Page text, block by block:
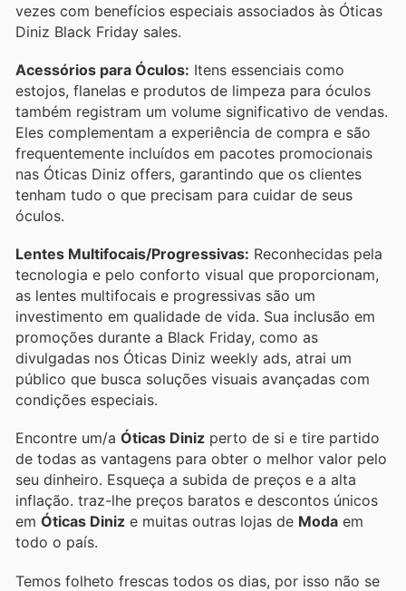
vezes com benefícios especiais associados às Óticas
Diniz Black Friday sales.
Acessórios para Óculos: Itens essenciais como
estojos, flanelas e produtos de limpeza para óculos
também registram um volume significativo de vendas.
Eles complementam a experiência de compra e são
frequentemente incluídos em pacotes promocionais
nas Óticas Diniz offers, garantindo que os clientes
tenham tudo o que precisam para cuidar de seus
óculos.
Lentes Multifocais/Progressivas: Reconhecidas pela
tecnologia e pelo conforto visual que proporcionam,
as lentes multifocais e progressivas são um
investimento em qualidade de vida. Sua inclusão em
promoções durante a Black Friday, como as
divulgadas nos Óticas Diniz weekly ads, atrai um
público que busca soluções visuais avançadas com
condições especiais.
Encontre um/a Óticas Diniz perto de si e tire partido
de todas as vantagens para obter o melhor valor pelo
seu dinheiro. Esqueça a subida de preços e a alta
inflação. traz-lhe preços baratos e descontos únicos
em Óticas Diniz e muitas outras lojas de Moda em
todo o país.
Temos folheto frescas todos os dias, por isso não se